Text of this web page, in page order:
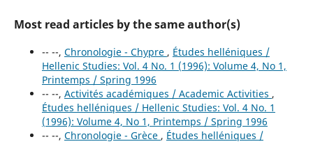
Most read articles by the same author(s)
-- --, Chronologie - Chypre , Études helléniques /
Hellenic Studies: Vol. 4 No. 1 (1996): Volume 4, No 1,
Printemps / Spring 1996
-- --, Activités académiques / Academic Activities ,
Études helléniques / Hellenic Studies: Vol. 4 No. 1
(1996): Volume 4, No 1, Printemps / Spring 1996
-- --, Chronologie - Grèce , Études helléniques /